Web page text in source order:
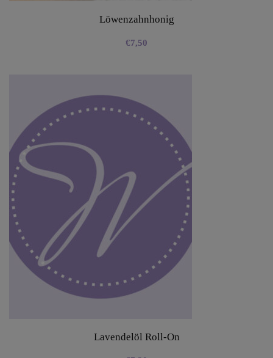
Löwenzahnhonig
€7,50
Lavendelöl Roll-On